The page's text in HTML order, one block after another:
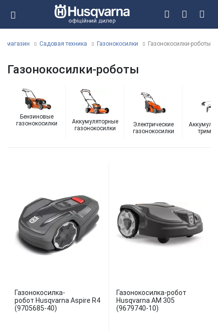
магазин Садовая техника Газонокосилки Газонокосилки-роботы
Газонокосилки-роботы
Бензиновые
газонокосилки
Аккумуляторные
газонокосилки
Электрические
газонокосилки
Газонокосилка-
робот Husqvarna Aspire R4
(9705685-40)
Газонокосилка-робот
Husqvarna AM 305
(9679740-10)